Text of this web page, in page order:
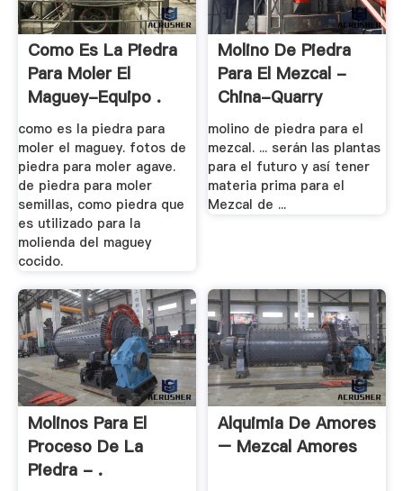
Como Es La Piedra
Para Moler El
Maguey-Equipo .
como es la piedra para
moler el maguey. fotos de
piedra para moler agave.
de piedra para moler
semillas, como piedra que
es utilizado para la
molienda del maguey
cocido.
Molino De Piedra
Para El Mezcal -
China-Quarry
molino de piedra para el
mezcal. ... serán las plantas
para el futuro y así tener
materia prima para el
Mezcal de ...
Molinos Para El
Proceso De La
Piedra - .
Alquimia De Amores
– Mezcal Amores